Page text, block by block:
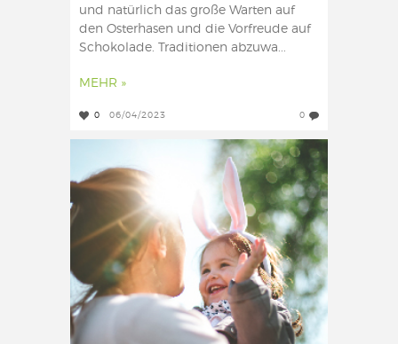
und natürlich das große Warten auf
den Osterhasen und die Vorfreude auf
Schokolade. Traditionen abzuwa...
MEHR »
0 06/04/2023 0